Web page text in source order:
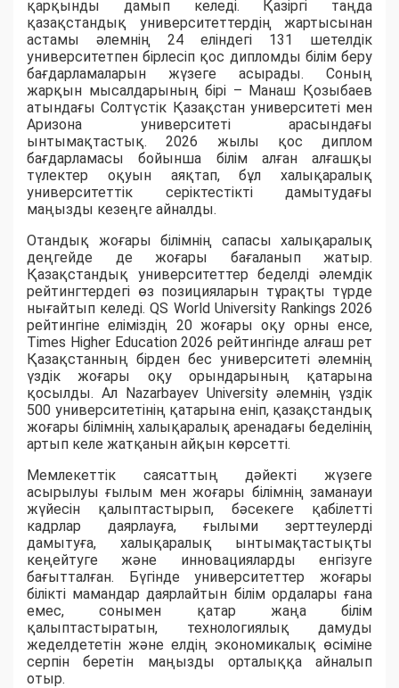
қарқынды дамып келеді. Қазіргі таңда
қазақстандық университеттердің жартысынан
астамы әлемнің 24 еліндегі 131 шетелдік
университетпен бірлесіп қос дипломды білім беру
бағдарламаларын жүзеге асырады. Соның
жарқын мысалдарының бірі – Манаш Қозыбаев
атындағы Солтүстік Қазақстан университеті мен
Аризона университеті арасындағы
ынтымақтастық. 2026 жылы қос диплом
бағдарламасы бойынша білім алған алғашқы
түлектер оқуын аяқтап, бұл халықаралық
университеттік серіктестікті дамытудағы
маңызды кезеңге айналды.
Отандық жоғары білімнің сапасы халықаралық
деңгейде де жоғары бағаланып жатыр.
Қазақстандық университеттер беделді әлемдік
рейтингтердегі өз позицияларын тұрақты түрде
нығайтып келеді. QS World University Rankings 2026
рейтингіне еліміздің 20 жоғары оқу орны енсе,
Times Higher Education 2026 рейтингінде алғаш рет
Қазақстанның бірден бес университеті әлемнің
үздік жоғары оқу орындарының қатарына
қосылды. Ал Nazarbayev University әлемнің үздік
500 университетінің қатарына еніп, қазақстандық
жоғары білімнің халықаралық аренадағы беделінің
артып келе жатқанын айқын көрсетті.
Мемлекеттік саясаттың дәйекті жүзеге
асырылуы ғылым мен жоғары білімнің заманауи
жүйесін қалыптастырып, бәсекеге қабілетті
кадрлар даярлауға, ғылыми зерттеулерді
дамытуға, халықаралық ынтымақтастықты
кеңейтуге және инновацияларды енгізуге
бағытталған. Бүгінде университеттер жоғары
білікті мамандар даярлайтын білім ордалары ғана
емес, сонымен қатар жаңа білім
қалыптастыратын, технологиялық дамуды
жеделдететін және елдің экономикалық өсіміне
серпін беретін маңызды орталыққа айналып
отыр.